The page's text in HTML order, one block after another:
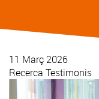
11 Març 2026
Recerca Testimonis